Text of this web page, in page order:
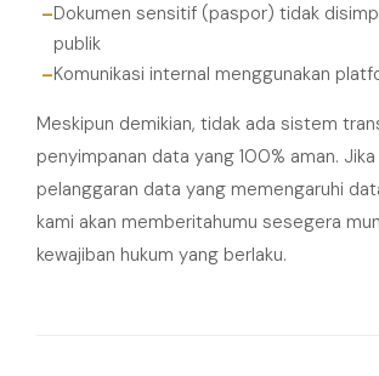
Dokumen sensitif (paspor) tidak
publik
Komunikasi internal menggunakan
Meskipun demikian, tidak ada sistem
penyimpanan data yang 100% aman.
pelanggaran data yang memengaruhi
kami akan memberitahumu sesegera
kewajiban hukum yang berlaku.